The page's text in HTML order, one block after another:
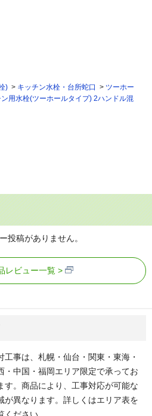
) キッチン水栓・台所蛇口
ツーホー
用水栓(ツーホールタイプ) 2ハンドル混
投稿がありません。
レビュー一覧
工事は、札幌・仙台・関東・東海・
・中国・福岡エリア限定で承ってお
す。商品により、工事対応が可能な
が異なります。詳しくはエリア表を
ください。